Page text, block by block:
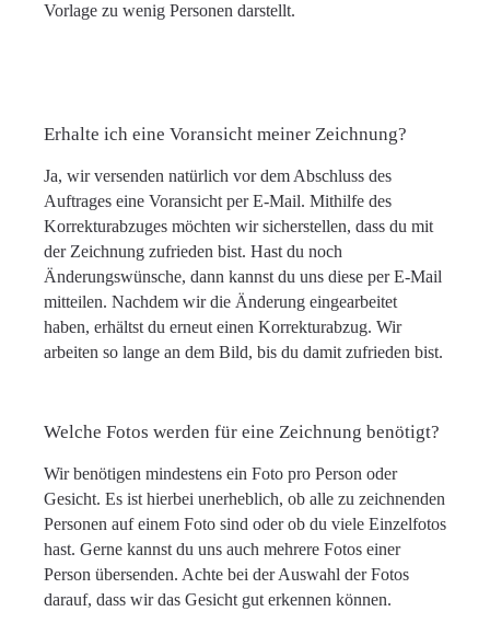
Vorlage zu wenig Personen darstellt.
Erhalte ich eine Voransicht meiner Zeichnung?
Ja, wir versenden natürlich vor dem Abschluss des
Auftrages eine Voransicht per E-Mail. Mithilfe des
Korrekturabzuges möchten wir sicherstellen, dass du mit
der Zeichnung zufrieden bist. Hast du noch
Änderungswünsche, dann kannst du uns diese per E-Mail
mitteilen. Nachdem wir die Änderung eingearbeitet
haben, erhältst du erneut einen Korrekturabzug. Wir
arbeiten so lange an dem Bild, bis du damit zufrieden bist.
Welche Fotos werden für eine Zeichnung benötigt?
Wir benötigen mindestens ein Foto pro Person oder
Gesicht. Es ist hierbei unerheblich, ob alle zu zeichnenden
Personen auf einem Foto sind oder ob du viele Einzelfotos
hast. Gerne kannst du uns auch mehrere Fotos einer
Person übersenden. Achte bei der Auswahl der Fotos
darauf, dass wir das Gesicht gut erkennen können.